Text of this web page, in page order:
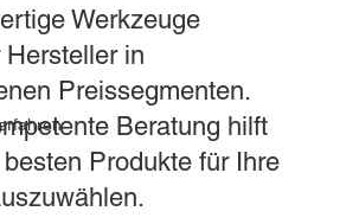
Werkzeuge
in
Preissegmenten.
Beratung hilft
Produkte für Ihre